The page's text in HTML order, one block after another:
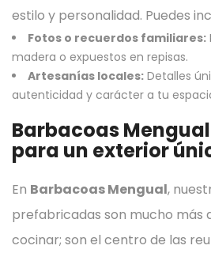
estilo y personalidad. Puedes
Fotos o recuerdos familiares:
madera o expuestos en repisas.
Artesanías locales: Detalles
autenticidad y carácter a tu
Barbacoas
para un exterior
En Barbacoas Mengual,
prefabricadas son mucho más
cocinar; son el centro de las